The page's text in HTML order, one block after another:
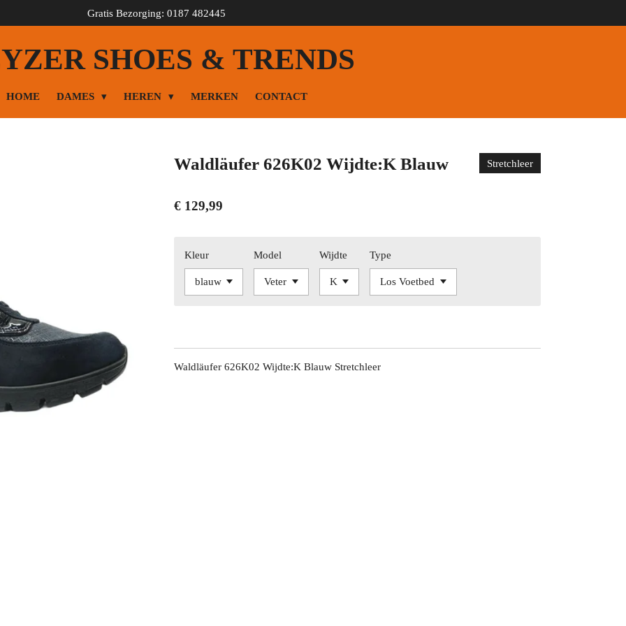
Gratis Bezorging: 0187 482445
SHOES & TRENDS
HOME DAMES HEREN MERKEN CONTACT
Waldläufer 626K02 Wijdte:K Blauw Stretchleer
€ 129,99
Kleur Model Wijdte Type
Waldläufer 626K02 Wijdte:K Blauw Stretchleer